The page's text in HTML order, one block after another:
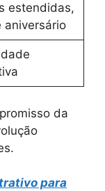
estendidas,
aniversário
da
para